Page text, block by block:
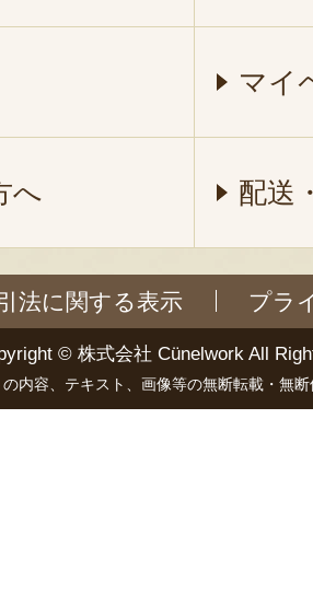
マイ
へ 配送
法に関する表示 プラ
© 株式会社 Cünelwork All
の内容、テキスト、画像等の無断転載・無